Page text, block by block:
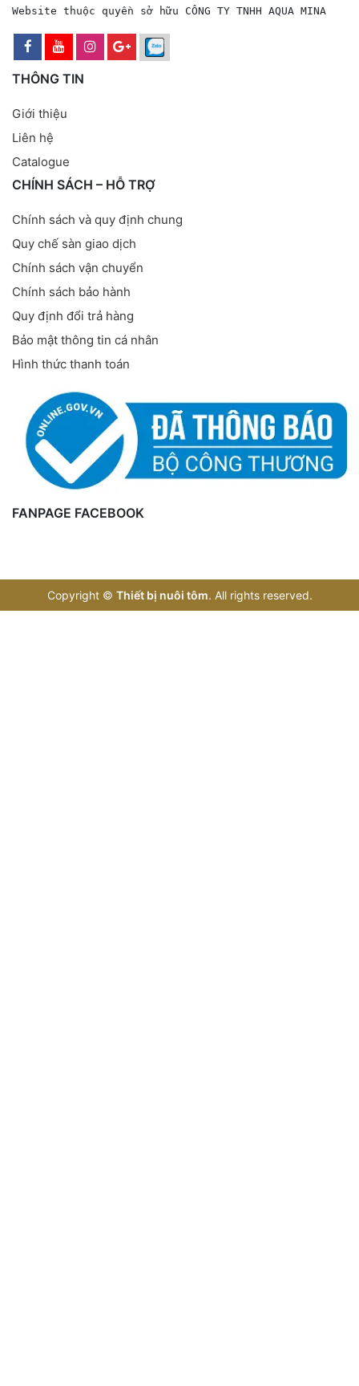
Website thuộc quyền sở hữu CÔNG TY TNHH AQUA MINA
THÔNG TIN
Giới thiệu
Liên hệ
Catalogue
CHÍNH SÁCH – HỖ TRỢ
Chính sách và quy định chung
Quy chế sàn giao dịch
Chính sách vận chuyển
Chính sách bảo hành
Quy định đổi trả hàng
Bảo mật thông tin cá nhân
Hình thức thanh toán
FANPAGE FACEBOOK
Copyright © Thiết bị nuôi tôm. All rights reserved.